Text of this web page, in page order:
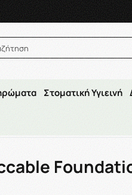
Σαβ. 8:00π.μ.–14:30μ.μ
Στοματική Υγιεινή